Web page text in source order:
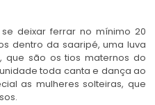
deixar ferrar no mínimo 20
dentro da saaripé, uma luva
que são os tios maternos do
toda canta e dança ao
as mulheres solteiras, que